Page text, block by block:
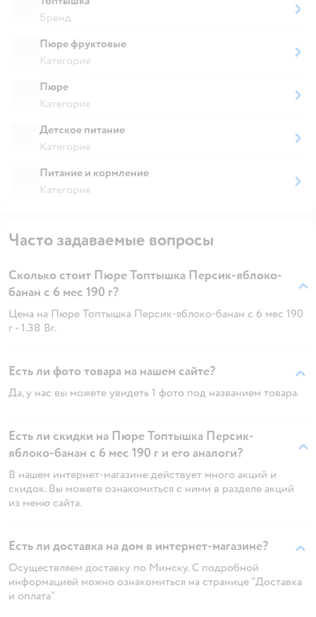
Бренд
Пюре фруктовые
Категория
Пюре
Категория
Детское питание
Категория
Питание и кормление
Категория
Часто задаваемые вопросы
Сколько стоит Пюре Топтышка Персик-яблоко-
банан с 6 мес 190 г?
Цена на Пюре Топтышка Персик-яблоко-банан с 6 мес 190
г - 1.38 Br.
Есть ли фото товара на нашем сайте?
Да, у нас вы можете увидеть 1 фото под названием товара.
Есть ли скидки на Пюре Топтышка Персик-
яблоко-банан с 6 мес 190 г и его аналоги?
В нашем интернет-магазине действует много акций и
скидок. Вы можете ознакомиться с ними в разделе акций
из меню сайта.
Есть ли доставка на дом в интернет-магазине?
Осуществляем доставку по Минску. С подробной
информацией можно ознакомиться на странице "Доставка
и оплата"